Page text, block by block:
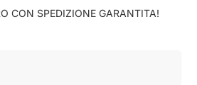
CON SPEDIZIONE GARANTITA!